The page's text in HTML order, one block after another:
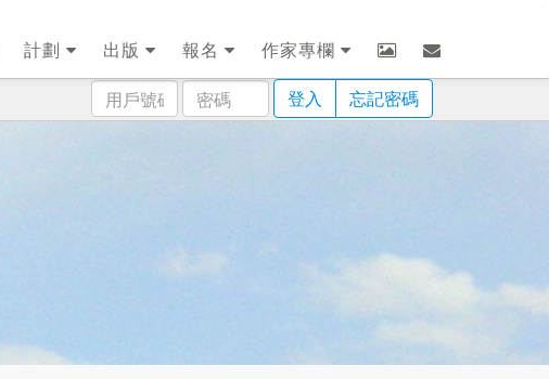
計劃 出版 報名
作家專欄
用
戶
密
碼
登入 忘記密碼